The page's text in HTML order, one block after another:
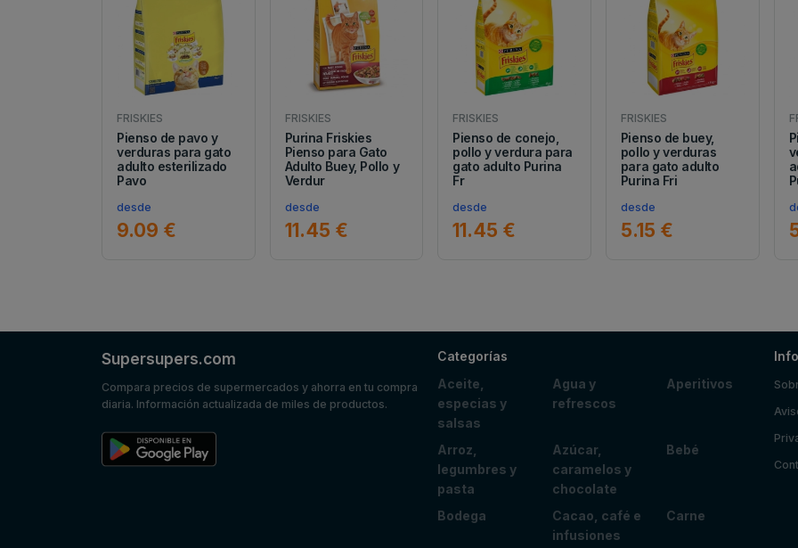
FRISKIES
Pienso de pavo y
verduras para gato
adulto esterilizado
Pavo
desde
9.09 €
FRISKIES
Purina Friskies
Pienso para Gato
Adulto Buey, Pollo y
Verdur
desde
11.45 €
FRISKIES
Pienso de conejo,
pollo y verdura para
gato adulto Purina
Fr
desde
11.45 €
FRISKIES
Pienso de buey,
pollo y verduras
para gato adulto
Purina Fri
desde
5.15 €
Supersupers.com
Compara precios de supermercados y ahorra en tu compra
diaria. Información actualizada de miles de productos.
Categorías
Aceite,
especias y
salsas
Agua y
refrescos
Aperitivos
Arroz,
legumbres y
pasta
Azúcar,
caramelos y
chocolate
Bebé
Bodega
Cacao, café e
infusiones
Carne